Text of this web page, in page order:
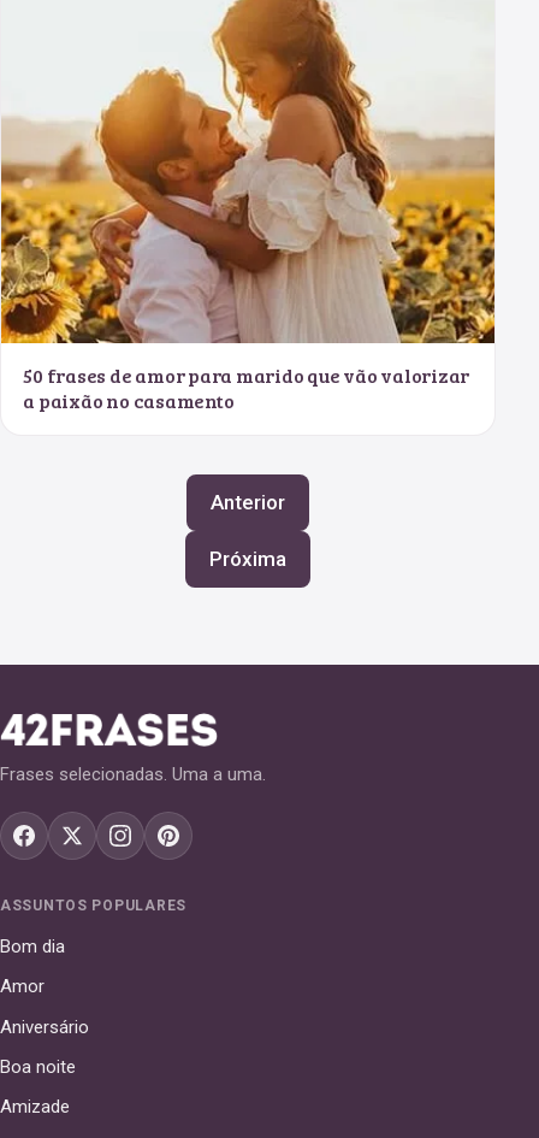
50 frases de amor para marido que vão valorizar
a paixão no casamento
Anterior
Próxima
Frases selecionadas. Uma a uma.
ASSUNTOS POPULARES
Bom dia
Amor
Aniversário
Boa noite
Amizade